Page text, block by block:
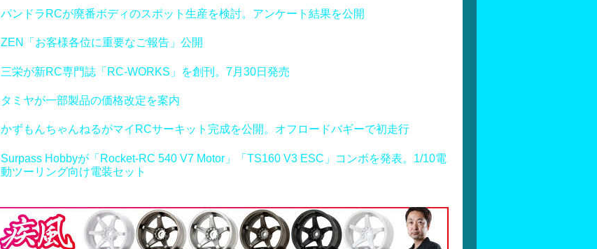
パンドラRCが廃番ボディのスポット生産を検討。アンケート結果を公開
ZEN「お客様各位に重要なご報告」公開
三栄が新RC専門誌「RC-WORKS」を創刊。7月30日発売
タミヤが一部製品の価格改定を案内
かずもんちゃんねるがマイRCサーキット完成を公開。オフロードバギーで初走行
Surpass Hobbyが「Rocket-RC 540 V7 Motor」「TS160 V3 ESC」コンボを発表。1/10電
動ツーリング向け電装セット